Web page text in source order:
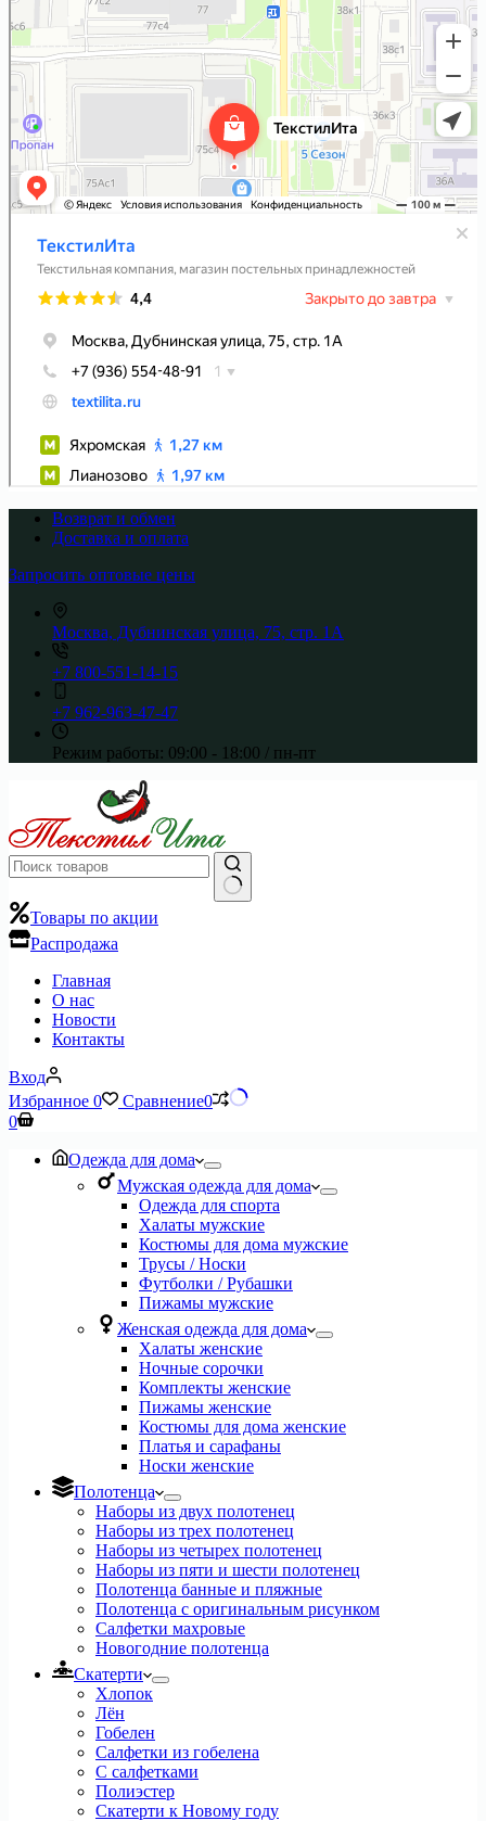
Возврат и обмен
Доставка и оплата
Запросить оптовые цены
Москва, Дубнинская улица, 75, стр. 1А
+7 800-551-14-15
+7 962-963-47-47
Режим работы: 09:00 - 18:00 / пн-пт
Ничего
не
найдено
Товары по акции
Распродажа
Главная
О нас
Новости
Контакты
Вход
Избранное 0 Сравнение0
Корзина
0
Одежда для дома
Мужская одежда для дома
Одежда для спорта
Халаты мужские
Костюмы для дома мужские
Трусы / Носки
Футболки / Рубашки
Пижамы мужские
Женская одежда для дома
Халаты женские
Ночные сорочки
Комплекты женские
Пижамы женские
Костюмы для дома женские
Платья и сарафаны
Носки женские
Полотенца
Наборы из двух полотенец
Наборы из трех полотенец
Наборы из четырех полотенец
Наборы из пяти и шести полотенец
Полотенца банные и пляжные
Полотенца с оригинальным рисунком
Салфетки махровые
Новогодние полотенца
Скатерти
Хлопок
Лён
Гобелен
Салфетки из гобелена
С салфетками
Полиэстер
Скатерти к Новому году